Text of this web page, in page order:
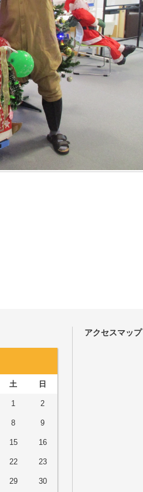
土 日
1 2
8 9
15 16
22 23
29 30
アクセスマップ